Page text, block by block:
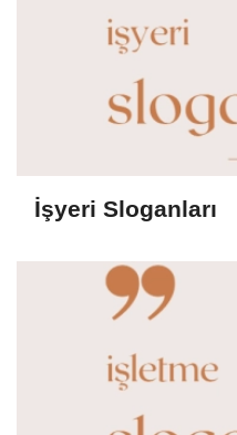
İşyeri Sloganları